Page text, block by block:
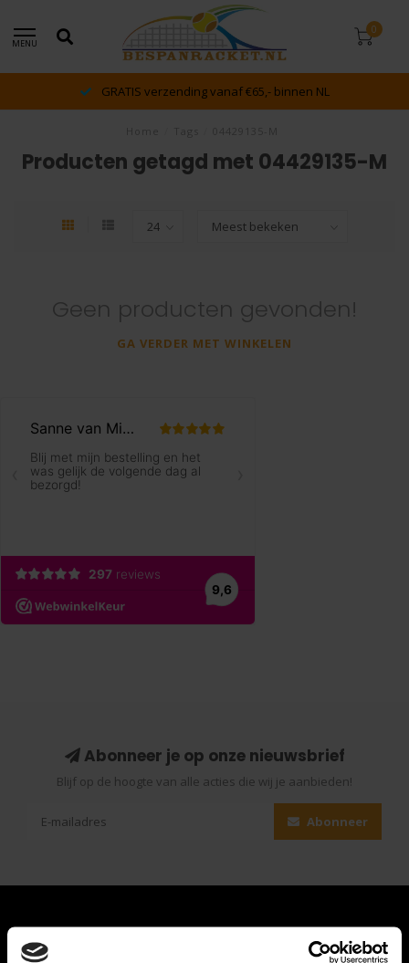
MENU
0
GRATIS verzending vanaf €65,- binnen NL
Producten getagd met 04429135-M
Geen producten gevonden!
GA VERDER MET WINKELEN
Abonneer je op onze nieuwsbrief
Blijf op de hoogte van alle acties die wij je aanbieden!
Abonneer